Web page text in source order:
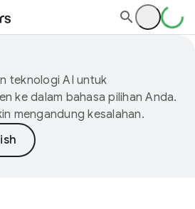
teknologi AI untuk
ke dalam bahasa pilihan Anda.
mengandung kesalahan.